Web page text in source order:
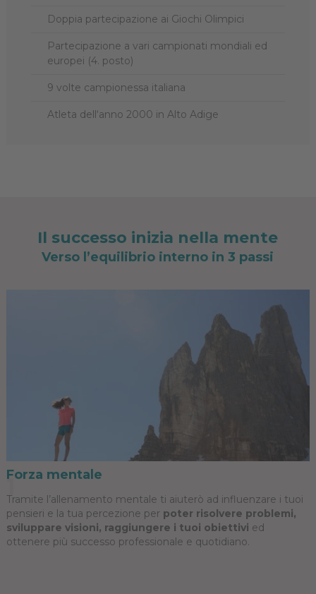
Doppia partecipazione ai Giochi Olimpici
Partecipazione a vari campionati mondiali ed
europei (4. posto)
9 volte campionessa italiana
Atleta dell‘anno 2000 in Alto Adige
Il successo inizia nella mente
Verso l’equilibrio interno in 3 passi
1Forza mentale
Tramite l’allenamento mentale ti aiuterò ad influenzare i tuoi
pensieri e la tua percezione per poter risolvere problemi,
sviluppare visioni, raggiungere i tuoi obiettivi ed
ottenere più successo professionale e quotidiano.